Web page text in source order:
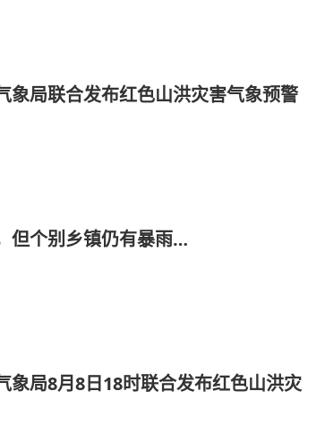
象局联合发布红色山洪灾害气象预警
但个别乡镇仍有暴雨…
象局8月8日18时联合发布红色山洪灾